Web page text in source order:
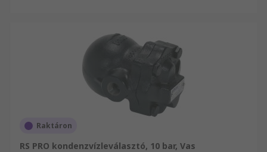
Raktáron
RS PRO kondenzvízleválasztó, 10 bar, Vas